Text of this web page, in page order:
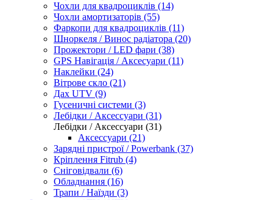
Чохли для квадроциклів (14)
Чохли амортизаторів (55)
Фаркопи для квадроциклів (11)
Шноркеля / Винос радіатора (20)
Прожектори / LED фари (38)
GPS Навігація / Аксесуари (11)
Наклейки (24)
Вітрове скло (21)
Дах UTV (9)
Гусеничні системи (3)
Лебідки / Аксессуари (31)
Лебідки / Аксессуари (31)
Аксессуари (21)
Зарядні пристрої / Powerbank (37)
Кріплення Fitrub (4)
Сніговідвали (6)
Обладнання (16)
Трапи / Наїзди (3)